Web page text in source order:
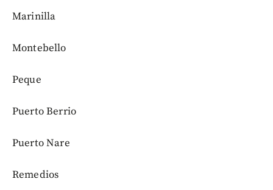
Marinilla
Montebello
Peque
Puerto Berrio
Puerto Nare
Remedios